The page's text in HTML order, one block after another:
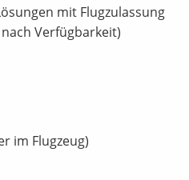
mit Flugzulassung
Verfügbarkeit)
im Flugzeug)